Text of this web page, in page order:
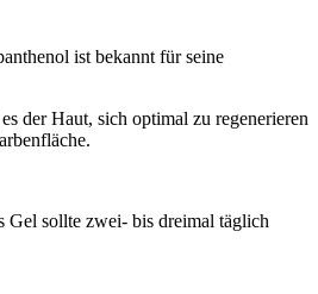
ist bekannt für seine
der Haut, sich optimal zu regenerieren
Gel sollte zwei- bis dreimal täglich